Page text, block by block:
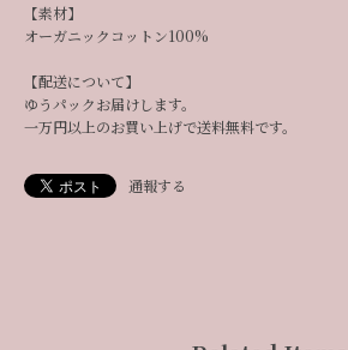
【素材】
オーガニックコットン100%
【配送について】
ゆうパックお届けします。
一万円以上のお買い上げで送料無料です。
通報する